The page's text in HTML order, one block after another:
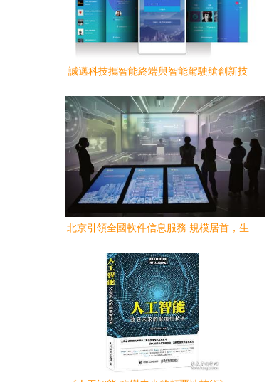
誠邁科技攜智能終端與智能駕駛艙創新技
北京引領全國軟件信息服務 規模居首，生